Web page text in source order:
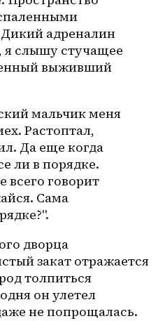
адреналин
я слышу стучащее
выживший
мальчик меня
Растоптал,
Да еще когда
ли в порядке.
всего говорит
Сама
закат отражается
толпиться
он улетел
не попрощалась.